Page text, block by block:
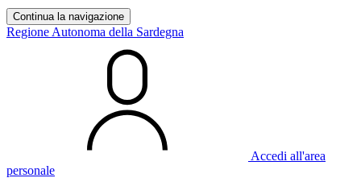
Continua la navigazione
Regione Autonoma della Sardegna
Accedi all'area
personale